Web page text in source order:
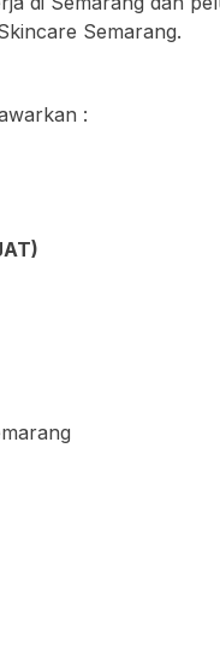
Semarang.
: